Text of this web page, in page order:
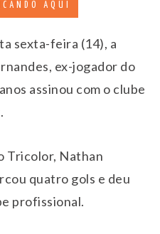
AQUI
sexta-feira (14), a
ex-jogador do
assinou com o clube
Tricolor, Nathan
quatro gols e deu
profissional.